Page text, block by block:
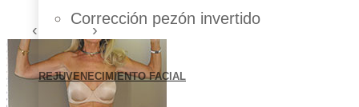
Corrección pezón invertido
REJUVENECIMIENTO FACIAL